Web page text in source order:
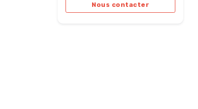
Nous contacter